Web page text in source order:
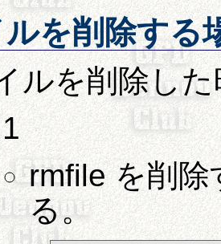
を削除する
ルを削除し
rmfile を削
る。